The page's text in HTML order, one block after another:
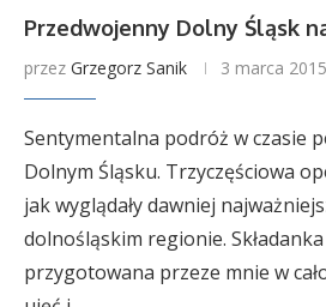
Przedwojenny Dolny Śląsk
przez Grzegorz Sanik 3 marca 2015
Sentymentalna podróż w czasie
Dolnym Śląsku. Trzyczęściowa
jak wyglądały dawniej
dolnośląskim regionie. Składanka
przygotowana przeze mnie w